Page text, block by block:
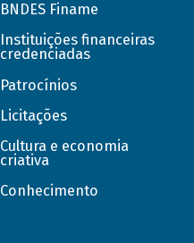
BNDES Finame
Instituições financeiras
credenciadas
Patrocínios
Licitações
Cultura e economia
criativa
Conhecimento